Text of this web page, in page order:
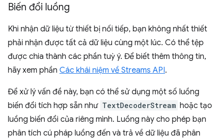
Biến đổi luồng
Khi nhận dữ liệu từ thiết bị nối tiếp, bạn không nhất thiết
phải nhận được tất cả dữ liệu cùng một lúc. Có thể tệp
được chia thành các phần tuỳ ý. Để biết thêm thông tin,
hãy xem phần Các khái niệm về Streams API.
Để xử lý vấn đề này, bạn có thể sử dụng một số luồng
biến đổi tích hợp sẵn như TextDecoderStream hoặc tạo
luồng biến đổi của riêng mình. Luồng này cho phép bạn
phân tích cú pháp luồng đến và trả về dữ liệu đã phân